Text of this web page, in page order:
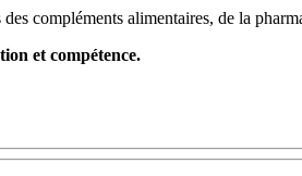
compléments alimentaires, de la
et compétence.